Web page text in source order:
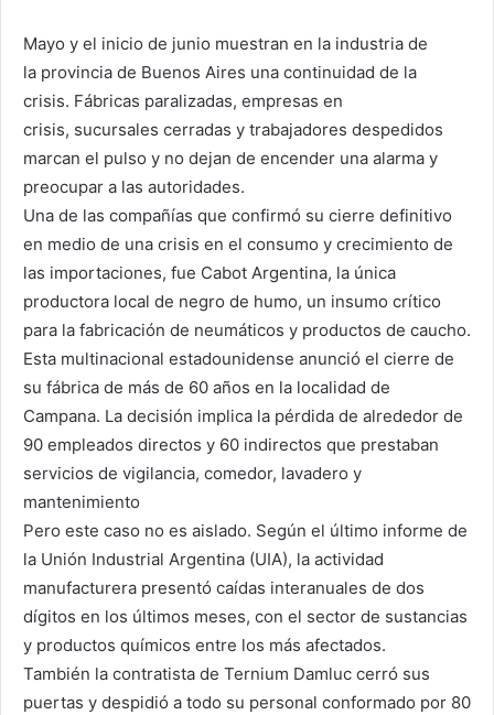
Mayo y el inicio de junio muestran en la industria de
la provincia de Buenos Aires una continuidad de la
crisis. Fábricas paralizadas, empresas en
crisis, sucursales cerradas y trabajadores despedidos
marcan el pulso y no dejan de encender una alarma y
preocupar a las autoridades.
Una de las compañías que confirmó su cierre definitivo
en medio de una crisis en el consumo y crecimiento de
las importaciones, fue Cabot Argentina, la única
productora local de negro de humo, un insumo crítico
para la fabricación de neumáticos y productos de caucho.
Esta multinacional estadounidense anunció el cierre de
su fábrica de más de 60 años en la localidad de
Campana. La decisión implica la pérdida de alrededor de
90 empleados directos y 60 indirectos que prestaban
servicios de vigilancia, comedor, lavadero y
mantenimiento
Pero este caso no es aislado. Según el último informe de
la Unión Industrial Argentina (UIA), la actividad
manufacturera presentó caídas interanuales de dos
dígitos en los últimos meses, con el sector de sustancias
y productos químicos entre los más afectados.
También la contratista de Ternium Damluc cerró sus
puertas y despidió a todo su personal conformado por 80